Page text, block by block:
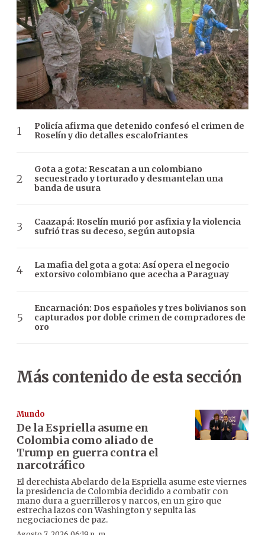
Policía afirma que detenido confesó el crimen de
Roselín y dio detalles escalofriantes
Gota a gota: Rescatan a un colombiano
secuestrado y torturado y desmantelan una
banda de usura
Caazapá: Roselín murió por asfixia y la violencia
sufrió tras su deceso, según autopsia
La mafia del gota a gota: Así opera el negocio
extorsivo colombiano que acecha a Paraguay
Encarnación: Dos españoles y tres bolivianos son
capturados por doble crimen de compradores de
oro
Más contenido de esta sección
Mundo
De la Espriella asume en
Colombia como aliado de
Trump en guerra contra el
narcotráfico
El derechista Abelardo de la Espriella asume este viernes
la presidencia de Colombia decidido a combatir con
mano dura a guerrilleros y narcos, en un giro que
estrecha lazos con Washington y sepulta las
negociaciones de paz.